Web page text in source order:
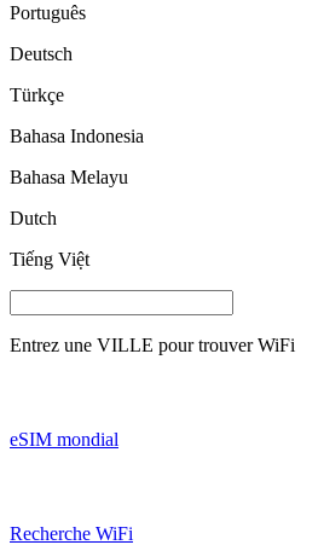
Português
Deutsch
Türkçe
Bahasa Indonesia
Bahasa Melayu
Dutch
Tiếng Việt
Entrez une VILLE pour trouver WiFi
eSIM mondial
Recherche WiFi